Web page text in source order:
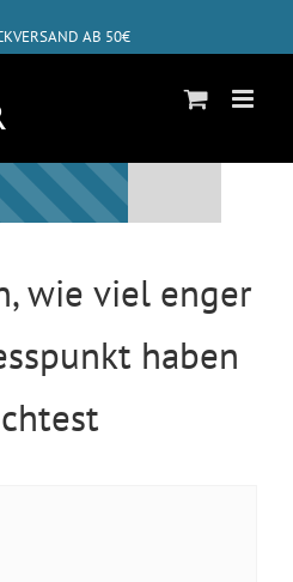
AB 50€
ZUHAUSE MÖGLICH
wie viel enger
haben